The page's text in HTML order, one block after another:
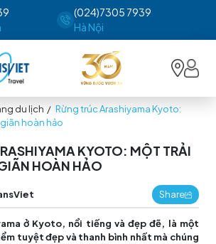
(024)7305 7939
Hà Nội
du lịch / Rừng trúc Arashiyama Kyoto:
hoàn hảo
KYOTO: MỘT TRẢI
HOÀN HẢO
Share
ở Kyoto, nổi tiếng và đẹp đẽ, là một
tuyệt đẹp và thanh bình nhất mà chúng